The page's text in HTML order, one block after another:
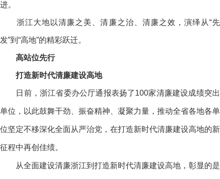
进。
浙江大地以清廉之美、清廉之治、清廉之效，演绎从“先
发”到“高地”的精彩跃迁。
高站位先行
打造新时代清廉建设高地
日前，浙江省委办公厅通报表扬了100家清廉建设成绩突出
单位，以此鼓舞干劲、振奋精神、凝聚力量，推动全省各地各单
位坚定不移深化全面从严治党，在打造新时代清廉建设高地的新
征程中再创佳绩。
从全面建设清廉浙江到打造新时代清廉建设高地，彰显的是